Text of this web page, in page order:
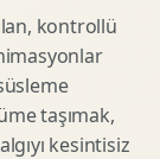
kontrollü
taşımak,
kesintisiz